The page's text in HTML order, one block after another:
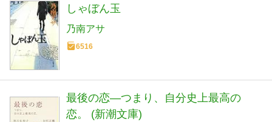
しゃぼん玉
乃南アサ
6516
最後の恋―つまり、自分史上最高の
恋。 (新潮文庫)